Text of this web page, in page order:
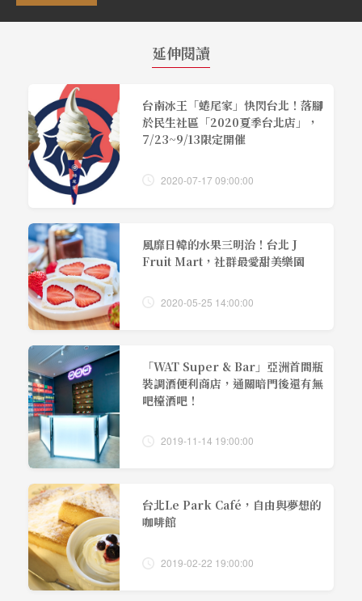
延伸閱讀
台南冰王「蜷尾家」快閃台北！落腳
於民生社區「2020夏季台北店」，
7/23~9/13限定開催
2020-07-17 09:00:00
風靡日韓的水果三明治！台北 J
Fruit Mart，社群最愛甜美樂園
2020-05-25 14:00:00
「WAT Super & Bar」亞洲首間瓶
裝調酒便利商店，通關暗門後還有無
吧檯酒吧！
2019-11-14 19:00:00
台北Le Park Café，自由與夢想的
咖啡館
2019-02-22 19:00:00